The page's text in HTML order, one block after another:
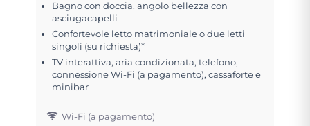
Bagno con doccia, angolo bellezza con
asciugacapelli
Confortevole letto matrimoniale o due letti
singoli (su richiesta)*
TV interattiva, aria condizionata, telefono,
connessione Wi-Fi (a pagamento), cassaforte e
minibar
Wi-Fi (a pagamento)